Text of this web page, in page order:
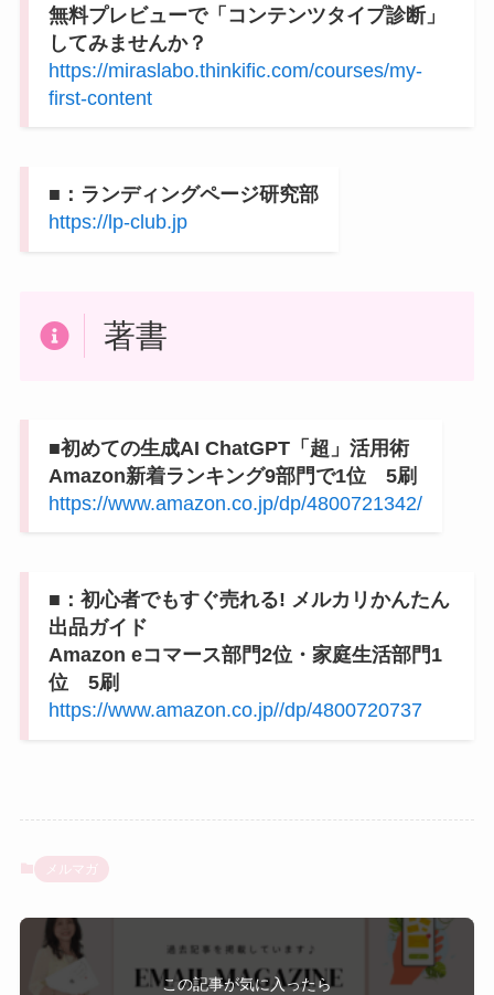
無料プレビューで「コンテンツタイプ診断」
してみませんか？
https://miraslabo.thinkific.com/courses/my-
first-content
■：ランディングページ研究部
https://lp-club.jp
著書
■初めての生成AI ChatGPT「超」活用術
Amazon新着ランキング9部門で1位 5刷
https://www.amazon.co.jp/dp/4800721342/
■：初心者でもすぐ売れる! メルカリかんたん
出品ガイド
Amazon eコマース部門2位・家庭生活部門1
位 5刷
https://www.amazon.co.jp//dp/4800720737
メルマガ
この記事が気に入ったら